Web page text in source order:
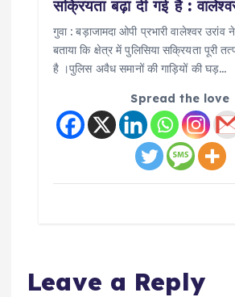
सक्रियता बढ़ा दी गई है :
गुवा : बड़ाजामदा ओपी प्रभारी वालेश्वर उरांव ने
बताया कि क्षेत्र में पुलिसिया सक्रियता पूरी
है ।पुलिस अवैध समानों की गाड़ियों की घड़…
Spread the love
Leave a Reply